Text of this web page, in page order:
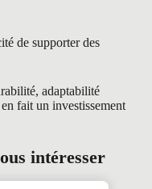
de supporter des
adaptabilité
fait un investissement
intéresser